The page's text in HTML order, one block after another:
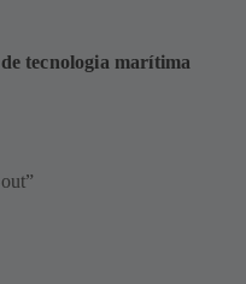
tecnologia marítima